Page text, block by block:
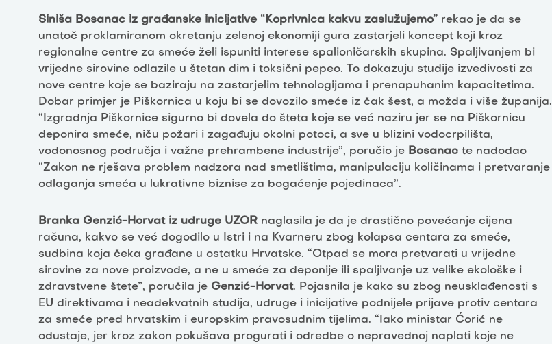
Siniša Bosanac iz građanske inicijative “Koprivnica kakvu zaslužujemo” rekao je da se
unatoč proklamiranom okretanju zelenoj ekonomiji gura zastarjeli koncept koji kroz
regionalne centre za smeće želi ispuniti interese spalioničarskih skupina. Spaljivanjem bi
vrijedne sirovine odlazile u štetan dim i toksični pepeo. To dokazuju studije izvedivosti za
nove centre koje se baziraju na zastarjelim tehnologijama i prenapuhanim kapacitetima.
Dobar primjer je Piškornica u koju bi se dovozilo smeće iz čak šest, a možda i više županija.
“Izgradnja Piškornice sigurno bi dovela do šteta koje se već naziru jer se na Piškornicu
deponira smeće, niču požari i zagađuju okolni potoci, a sve u blizini vodocrpilišta,
vodonosnog područja i važne prehrambene industrije”, poručio je Bosanac te nadodao
“Zakon ne rješava problem nadzora nad smetlištima, manipulaciju količinama i pretvaranje
odlaganja smeća u lukrativne biznise za bogaćenje pojedinaca”.
Branka Genzić-Horvat iz udruge UZOR naglasila je da je drastično povećanje cijena
računa, kakvo se već dogodilo u Istri i na Kvarneru zbog kolapsa centara za smeće,
sudbina koja čeka građane u ostatku Hrvatske. “Otpad se mora pretvarati u vrijedne
sirovine za nove proizvode, a ne u smeće za deponije ili spaljivanje uz velike ekološke i
zdravstvene štete”, poručila je Genzić-Horvat. Pojasnila je kako su zbog neusklađenosti s
EU direktivama i neadekvatnih studija, udruge i inicijative podnijele prijave protiv centara
za smeće pred hrvatskim i europskim pravosudnim tijelima. “Iako ministar Ćorić ne
odustaje, jer kroz zakon pokušava progurati i odredbe o nepravednoj naplati koje ne